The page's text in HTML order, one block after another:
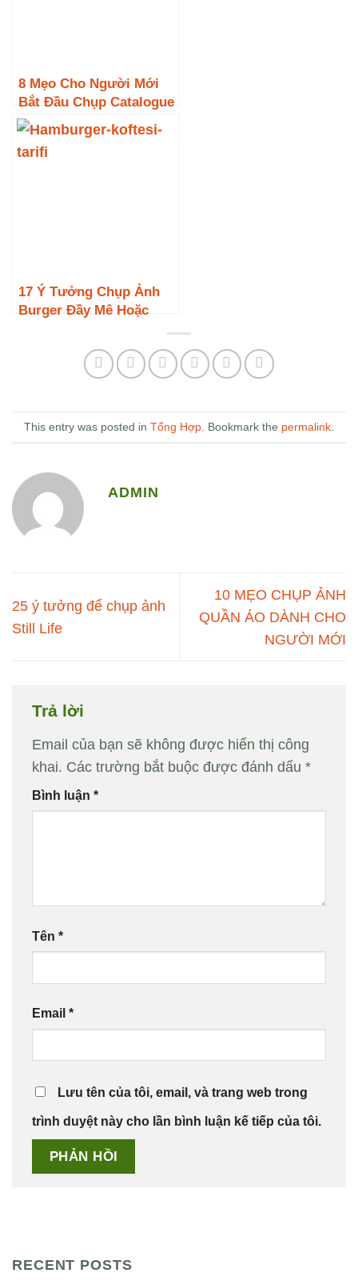
8 Mẹo Cho Người Mới
Bắt Đầu Chụp Catalogue
17 Ý Tưởng Chụp Ảnh
Burger Đầy Mê Hoặc
This entry was posted in Tổng Hợp . Bookmark the permalink
ADMIN
25 ý tưởng để chụp ảnh
Still Life
10 MẸO CHỤP ẢNH
QUẦN ÁO DÀNH CHO
NGƯỜI MỚI
Trả lời
Email của bạn sẽ không được hiển thị công
khai. Các trường bắt buộc được đánh dấu *
Bình luận *
Tên *
Email *
Lưu tên của tôi, email, và trang web trong
trình duyệt này cho lần bình luận kế tiếp của tôi.
RECENT POSTS